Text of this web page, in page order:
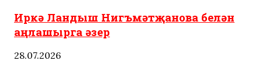
Иркә Ландыш Нигъмәтҗанова белән
аңлашырга әзер
28.07.2026